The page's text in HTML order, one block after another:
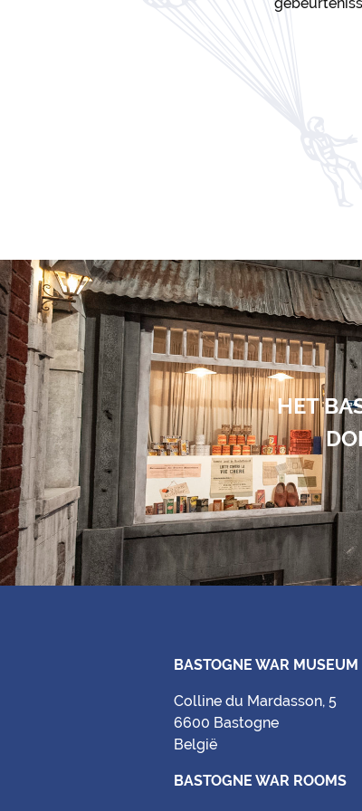
HET
BASTOGNE WAR MUSEUM
Colline du Mardasson, 5
6600 Bastogne
België
BASTOGNE WAR ROOMS